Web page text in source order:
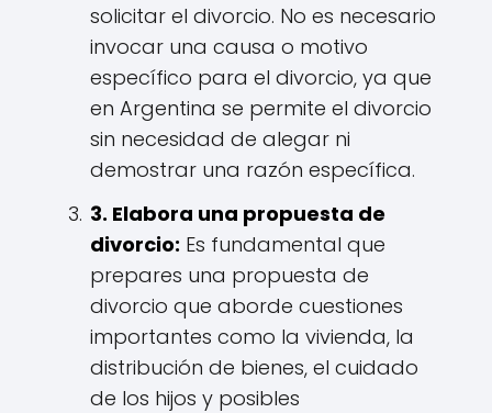
solicitar el divorcio. No es necesario
invocar una causa o motivo
específico para el divorcio, ya que
en Argentina se permite el divorcio
sin necesidad de alegar ni
demostrar una razón específica.
3. Elabora una propuesta de
divorcio: Es fundamental que
prepares una propuesta de
divorcio que aborde cuestiones
importantes como la vivienda, la
distribución de bienes, el cuidado
de los hijos y posibles